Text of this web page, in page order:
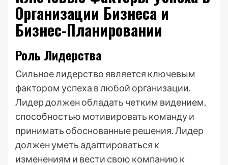
Организации Бизнеса и
Бизнес-Планировании
Роль Лидерства
Сильное лидерство является ключевым
фактором успеха в любой организации.
Лидер должен обладать четким видением,
способностью мотивировать команду и
принимать обоснованные решения. Лидер
должен уметь адаптироваться к
изменениям и вести свою компанию к